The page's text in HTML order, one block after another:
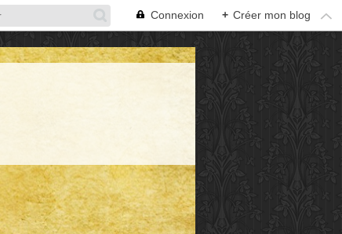
Connexion + Créer mon blog